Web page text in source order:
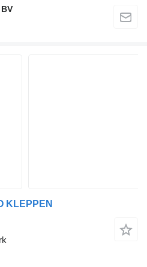
KLEPPEN